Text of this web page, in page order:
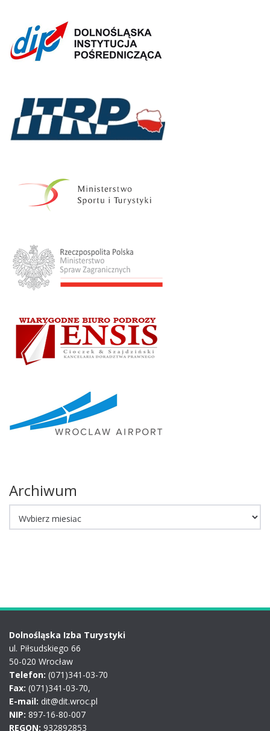
Archiwum
Dolnośląska Izba Turystyki
ul. Piłsudskiego 66
50-020 Wrocław
Telefon: (071)341-03-70
Fax: (071)341-03-70,
E-mail: dit@dit.wroc.pl
NIP: 897-16-80-007
REGON: 932892853